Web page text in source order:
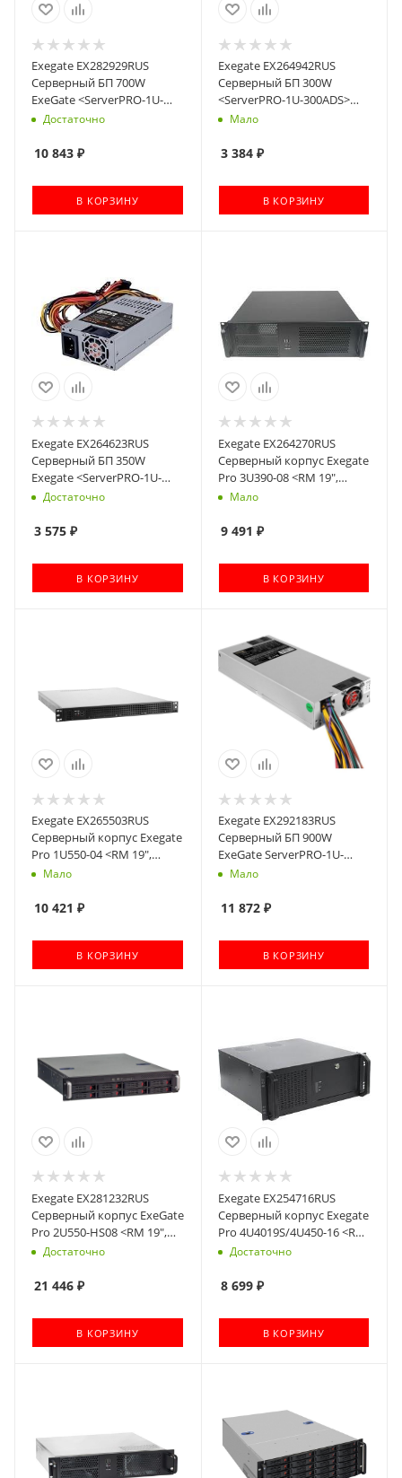
Exegate EX282929RUS
Серверный БП 700W
ExeGate <ServerPRO-1U-
700ADS> APFC, унив. для
24pin,2x(4+4)pin,5xSATA,4xIDE
Достаточно
10 843 ₽
В КОРЗИНУ
Exegate EX264942RUS
Серверный БП 300W
<ServerPRO-1U-300ADS>
APFC, унив. для 1U,
Мало
3 384₽
В КОРЗИНУ
Exegate EX264623RUS
Серверный БП 350W
Exegate <ServerPRO-1U-
F350S> унив. для Flex1U,
Достаточно
3 575 ₽
В КОРЗИНУ
Exegate EX264270RUS
Серверный корпус Exegate
Pro 3U390-08 <RM 19",
высота 3U, глубина 390,
Мало
9 491 ₽
В КОРЗИНУ
Exegate EX265503RUS
Серверный корпус Exegate
Pro 1U550-04 <RM 19",
высота 1U, глубина 550, БП
Мало
10 421 ₽
В КОРЗИНУ
Exegate EX292183RUS
Серверный БП 900W
ExeGate ServerPRO-1U-
900ADS (1U, APFC, КПД 85%
fans, 24pin, 2x(4+4)pin,
Мало
11 872₽
В КОРЗИНУ
Exegate EX281232RUS
Серверный корпус ExeGate
Pro 2U550-HS08 <RM 19",
высота 2U, глубина 550,
Достаточно
21 446 ₽
В КОРЗИНУ
Exegate EX254716RUS
Серверный корпус Exegate
Pro 4U4019S/4U450-16 <RM
19", высота 4U, глубинаДостаточно
8 699₽
В КОРЗИНУ